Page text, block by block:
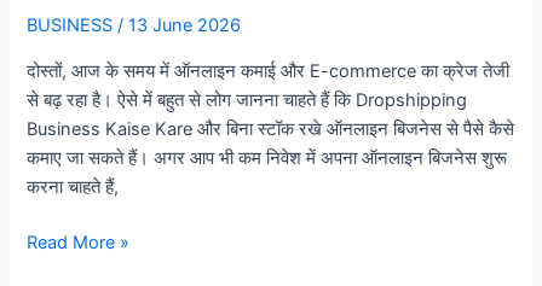
बिना
स्टॉक
के
ऑनलाइन
करें
BUSINESS /13 June 2026
दोस्तों, आज के समय में ऑनलाइन कमाई और E-commerce का क्रेज तेजी
से बढ़ रहा है। ऐसे में बहुत से लोग जानना चाहते हैं कि Dropshipping
Business Kaise Kare और बिना स्टॉक रखे ऑनलाइन बिजनेस से पैसे कैसे
कमाए जा सकते हैं। अगर आप भी कम निवेश में अपना ऑनलाइन बिजनेस शुरू
करना चाहते हैं,
Dropshipping
Read More »